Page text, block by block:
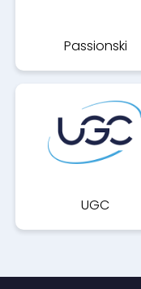
Passionski
UGC